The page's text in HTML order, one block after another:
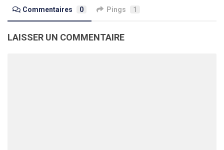
Commentaires 0 Pings 1
LAISSER UN COMMENTAIRE